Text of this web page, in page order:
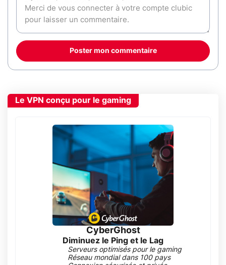
Poster mon commentaire
Le VPN conçu pour le gaming
CyberGhost
Diminuez le Ping et le Lag
Serveurs optimisés pour le gaming
Réseau mondial dans 100 pays